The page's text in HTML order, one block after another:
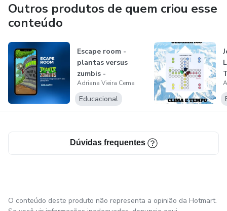
Outros produtos de quem criou esse
conteúdo
Escape room -
plantas versus
zumbis -
diagnóstico 9 ano -
ge...
Adriana Vieira Cema
Educacional
Dúvidas frequentes
O conteúdo deste produto não representa a opinião da Hotmart.